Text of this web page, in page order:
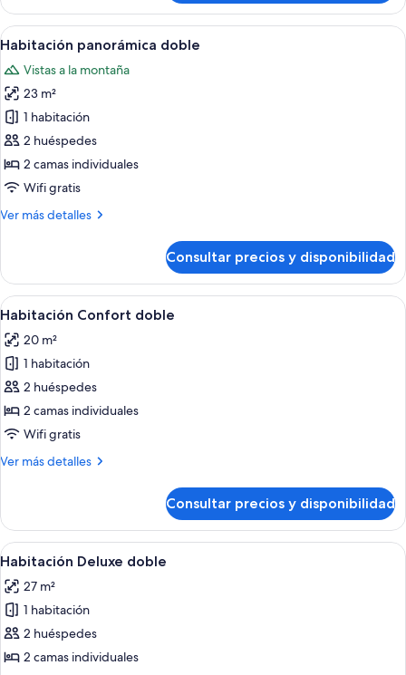
básica
doble
Abrir
todas
las
fotos
de
Habitación
panorámica
doble
Una habitación de hotel moderna
1
Habitación panorámica doble
Vistas a la montaña
23 m²
1 habitación
2 huéspedes
2 camas individuales
Wifi gratis
Ver más detalles
Más
panorámica
doble
Consultar precios y disponibilidad
Abrir
todas
las
fotos
de
Habitación
Confort
Una habitación de hotel moderna
1
Habitación Confort doble
20 m²
1 habitación
2 huéspedes
2 camas individuales
Wifi gratis
Ver más detalles
Más
Confort
doble
Consultar precios y disponibilidad
Abrir
todas
las
fotos
de
Habitación
Una habitación de hotel moderna
1
Habitación Deluxe doble
27 m²
1 habitación
2 huéspedes
2 camas individuales